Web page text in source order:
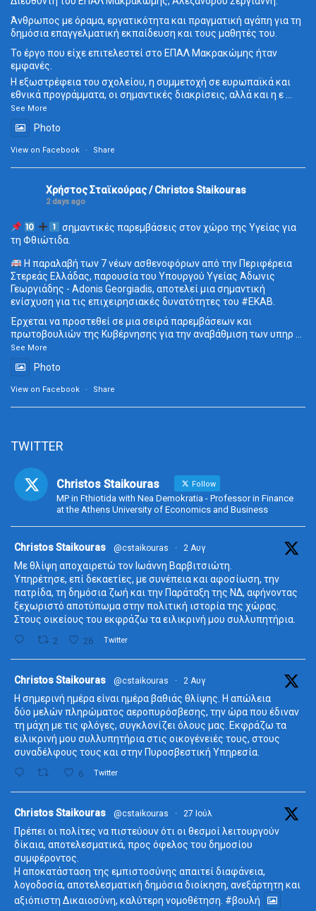
Άνθρωπος με όραμα, εργατικότητα και πραγματική αγάπη για τη
δημόσια επαγγελματική εκπαίδευση και τους μαθητές του.
Το έργο που είχε επιτελεστεί στο ΕΠΑΛ Μακρακώμης ήταν
εμφανές.
Η εξωστρέφεια του σχολείου, η συμμετοχή σε ευρωπαϊκά και
εθνικά προγράμματα, οι σημαντικές διακρίσεις, αλλά και η ε
See More
Photo
View on Facebook · Share
Χρήστος Σταϊκούρας / Christos Staikouras
2 days ago
σημαντικές παρεμβάσεις στον χώρο της Υγείας για
τη Φθιώτιδα.
Η παραλαβή των 7 νέων ασθενοφόρων από την Περιφέρεια
Στερεάς Ελλάδας, παρουσία του Υπουργού Υγείας Άδωνις
Γεωργιάδης - Adonis Georgiadis, αποτελεί μια σημαντική
ενίσχυση για τις επιχειρησιακές δυνατότητες του #ΕΚΑΒ
Έρχεται να προστεθεί σε μια σειρά παρεμβάσεων και
πρωτοβουλιών της Κυβέρνησης για την αναβάθμιση των υπηρ
See More
Photo
View on Facebook · Share
TWITTER
Christos Staikouras Follow
MP in Fthiotida with Nea Demokratia - Professor in Finance
at the Athens University of Economics and Business
Christos Staikouras @cstaikouras · 2 Αυγ
Με θλίψη αποχαιρετώ τον Ιωάννη Βαρβιτσιώτη.
Υπηρέτησε, επί δεκαετίες, με συνέπεια και αφοσίωση, την
πατρίδα, τη δημόσια ζωή και την Παράταξη της ΝΔ, αφήνοντας
ξεχωριστό αποτύπωμα στην πολιτική ιστορία της χώρας.
Στους οικείους του εκφράζω τα ειλικρινή μου συλλυπητήρια.
2 26 Twitter
Christos Staikouras @cstaikouras · 2 Αυγ
Η σημερινή ημέρα είναι ημέρα βαθιάς θλίψης. Η απώλεια
δύο μελών πληρώματος αεροπυρόσβεσης, την ώρα που έδιναν
τη μάχη με τις φλόγες, συγκλονίζει όλους μας. Εκφράζω τα
ειλικρινή μου συλλυπητήρια στις οικογένειές τους, στους
συναδέλφους τους και στην Πυροσβεστική Υπηρεσία.
6 Twitter
Christos Staikouras @cstaikouras · 27 Ιούλ
Πρέπει οι πολίτες να πιστεύουν ότι οι θεσμοί λειτουργούν
δίκαια, αποτελεσματικά, προς όφελος του δημοσίου
συμφέροντος.
Η αποκατάσταση της εμπιστοσύνης απαιτεί διαφάνεια,
λογοδοσία, αποτελεσματική δημόσια διοίκηση, ανεξάρτητη και
αξιόπιστη Δικαιοσύνη, καλύτερη νομοθέτηση. #βουλή